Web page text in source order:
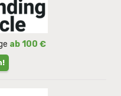
ab 100 €